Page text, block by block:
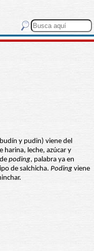
y pudin) viene del
harina, leche, azúcar y
poding, palabra ya en
de salchicha. Poding viene